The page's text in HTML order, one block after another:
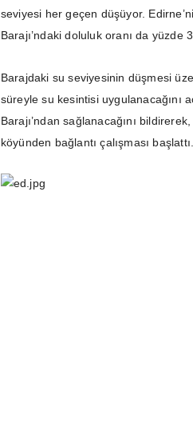
seviyesi her geçen düşüyor.
Barajı’ndaki doluluk oranı da yüzde
Barajdaki su seviyesinin düşmesi
süreyle su kesintisi uygulanacağını
Barajı’ndan sağlanacağını
köyünden bağlantı çalışması başlattı.